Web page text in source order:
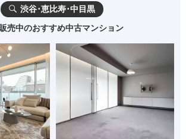
渋谷･恵比寿･中目黒
売中のおすすめ中古マンション